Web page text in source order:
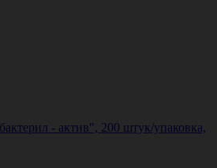
- актив", 200 штук/упаковка,